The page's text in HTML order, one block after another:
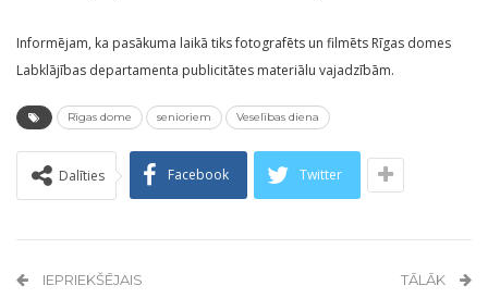
Informējam, ka pasākuma laikā tiks fotografēts un filmēts Rīgas domes
Labklājības departamenta publicitātes materiālu vajadzībām.
Rīgas dome senioriem Veselības diena
Dalīties Facebook Twitter
IEPRIEKŠĒJAIS TĀLĀK